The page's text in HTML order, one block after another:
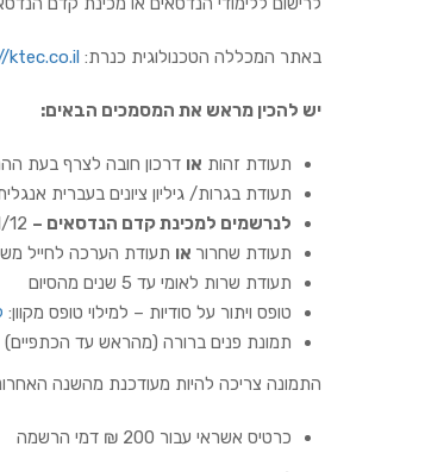
באתר המכללה הטכנולוגית כנרת:
יש להכין מראש את המסמכים הבאים:
תעודת זהות או דרכון חובה לצרף בעת
תעודת בגרות/ גיליון ציונים בעברית
לנרשמים למכינת קדם הנדסאים –
תעודת שחרור או תעודת הערכה לחייל משוחרר
תעודת שרות לאומי עד 5 שנים מהסיום
טופס ויתור על סודיות – למילוי טופס מקוון:
תמונת פנים ברורה (מהראש עד הכתפיים)
התמונה צריכה להיות מעודכנת מהשנה
כרטיס אשראי עבור 200 ₪ דמי הרשמה